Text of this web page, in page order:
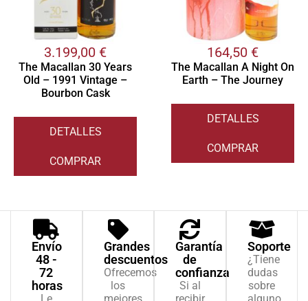
3.199,00 €
The Macallan 30 Years
Old – 1991 Vintage –
Bourbon Cask
DETALLES
COMPRAR
164,50 €
The Macallan A Night On
Earth – The Journey
DETALLES
COMPRAR
Envío
48 -
72
horas
Grandes
descuentos
Ofrecemos
los
Garantía
de
confianza
Si al
Soporte
¿Tiene
dudas
sobre